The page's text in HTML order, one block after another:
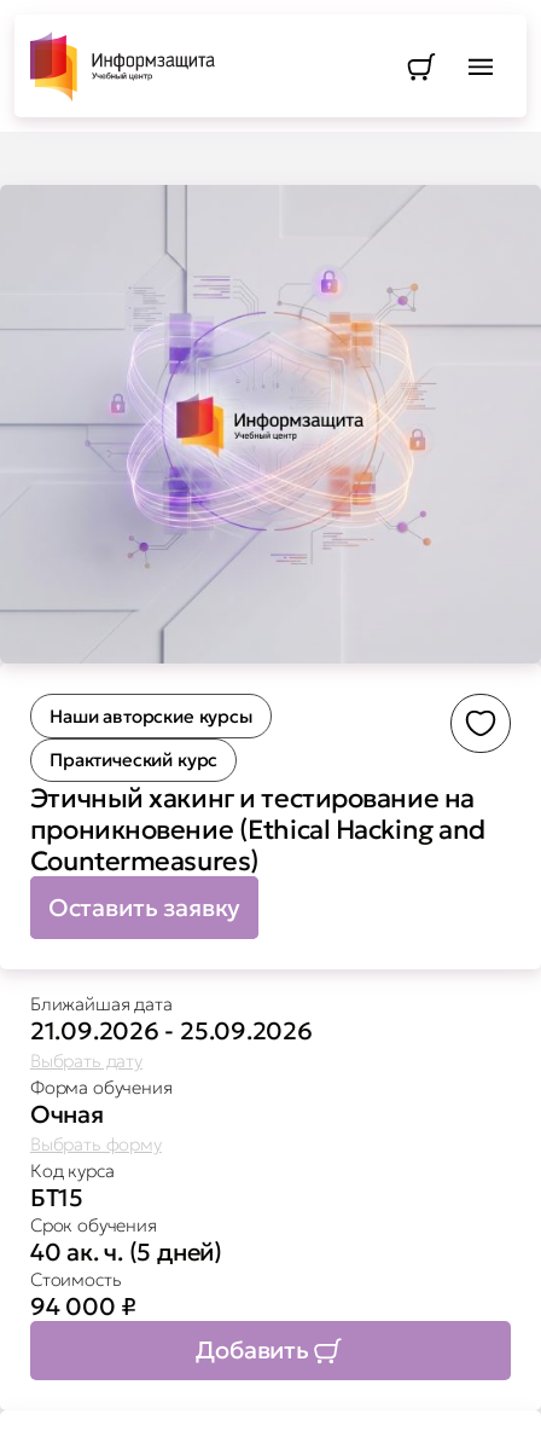
Перейти
Наши авторские курсы
Практический курс
Этичный хакинг и тестирование на
проникновение (Ethical Hacking and
Countermeasures)
Оставить заявку
Ближайшая дата
21.09.2026 - 25.09.2026
Выбрать дату
Форма обучения
Очная
Выбрать форму
Код курса
БТ15
Срок обучения
40 ак. ч. (5 дней)
Стоимость
94 000 ₽
Добавить